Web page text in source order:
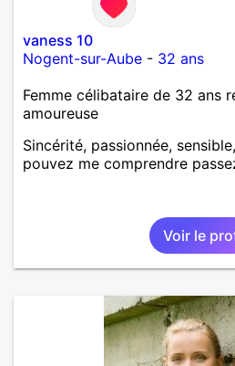
vaness 10
Nogent-sur-Aube - 32 ans
Femme célibataire de 32 ans
amoureuse
Sincérité, passionnée,
pouvez me comprendre
Voir le